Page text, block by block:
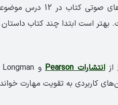
ازانتشارات Pearson